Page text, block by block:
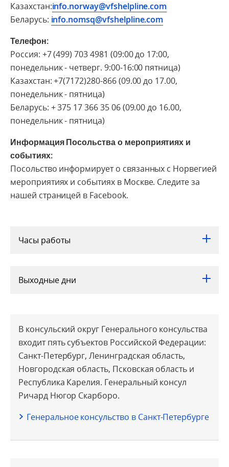
Казахстан:info.norway@vfshelpline.com
Беларусь: info.nomsq@vfshelpline.com
Телефон:
Россия: +7 (499) 703 4981 (09:00 до 17:00,
понедельник - четверг. 9:00-16:00 пятница)
Казахстан: +7(7172)280-866 (09.00 до 17.00,
понедельник - пятница)
Беларусь: + 375 17 366 35 06 (09.00 до 16.00,
понедельник - пятница)
Информация Посольства о мероприятиях и
событиях:
Посольство информирует о связанных с Норвегией
мероприятиях и событиях в Москве. Следите за
нашей страницей в Facebook.
Часы работы
Выходные дни
В консульский округ Генерального консульства
входит пять субъектов Российской Федерации:
Санкт-Петербург, Ленинградская область,
Новгородская область, Псковская область и
Республика Карелия. Генеральный консул
Ричард Нюгор Скарборо.
Генеральное консульство в Санкт-Петербурге